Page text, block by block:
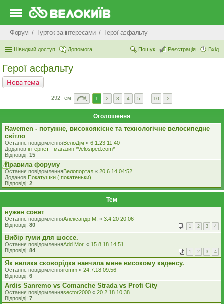
Форум Гурток за інтересами Герої асфальту
Швидкий доступ Допомога Вхід
Реєстрація
Пошук
Герої асфальту
Нова тема
292 тем 1 2 3 4 5 10
Оголошення
Ravemen - потужне, високоякісне та технологічне велосипедне
світло
Останнє повідомленняВелоДім « 6.1.23 11:40
Доданов iнтернет - магазин *Velosiped.com*
Відповіді: 15
Правила форуму
Останнє повідомленняВелопортал « 20.6.14 04:52
Доданов Покатушки ( покатеньки)
Відповіді: 2
Тем
нужен совет
Останнє повідомленняАлександр М. « 3.4.20 20:06
Відповіді: 80 1 2 3 4
Вибір гуми для шоссе.
Останнє повідомленняAdd.Mor. « 15.8.18 14:51
Відповіді: 84 1 2 3 4
Як велика сковорідка навчила мене високому каденсу.
Останнє повідомленняromm « 24.7.18 09:56
Відповіді: 6
Ardis Sanremo vs Comanche Strada vs Profi City
Останнє повідомленняsector2000 « 20.2.18 10:38
Відповіді: 7